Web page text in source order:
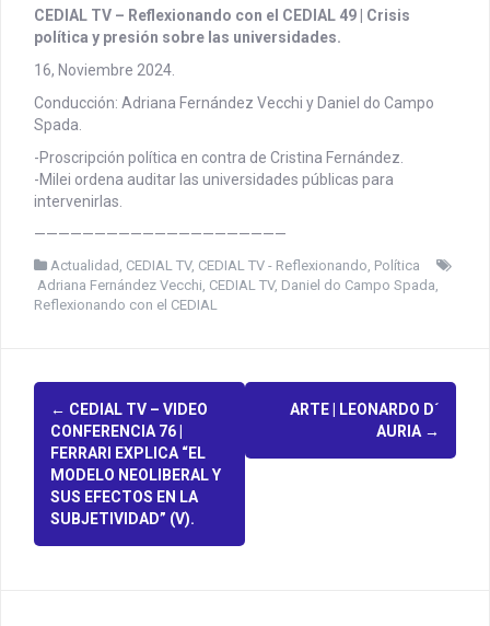
CEDIAL TV – Reflexionando con el CEDIAL 49 | Crisis
política y presión sobre las universidades.
16, Noviembre 2024.
Conducción: Adriana Fernández Vecchi y Daniel do Campo
Spada.
-Proscripción política en contra de Cristina Fernández.
-Milei ordena auditar las universidades públicas para
intervenirlas.
—————————————————————
Actualidad , CEDIAL TV, CEDIAL TV - Reflexionando, Política
Adriana Fernández Vecchi, CEDIAL TV, Daniel do Campo Spada,
Reflexionando con el CEDIAL
t
← CEDIAL TV – VIDEO
CONFERENCIA 76 |
FERRARI EXPLICA “EL
MODELO NEOLIBERAL Y
SUS EFECTOS EN LA
SUBJETIVIDAD” (V).
ARTE | LEONARDO D´
AURIA →